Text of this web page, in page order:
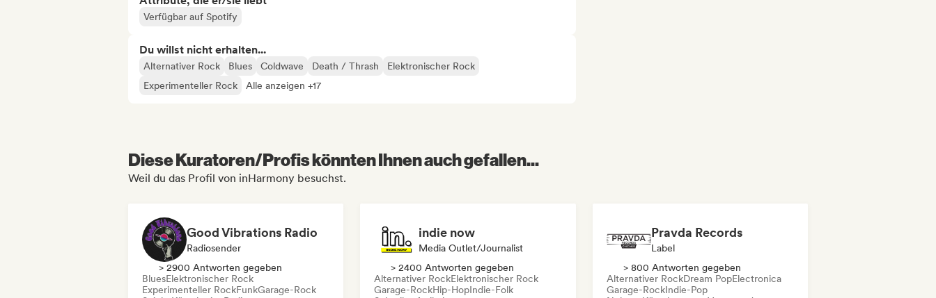
Verfügbar auf Spotify
Du willst nicht erhalten...
Alternativer Rock Blues Coldwave Death / Thrash
Elektronischer Rock
Experimenteller Rock
Alle anzeigen +17
Diese Kuratoren/Profis könnten Ihnen auch gefallen...
Weil du das Profil von inHarmony besuchst.
Good Vibrations Radio
Radiosender
> 2900 Antworten gegeben
BluesElektronischer Rock
Experimenteller RockFunkGarage-Rock
indie now
Media Outlet/Journalist
> 2400 Antworten gegeben
Alternativer RockElektronischer Rock
Garage-RockHip-HopIndie-Folk
Pravda Records
Label
> 800 Antworten gegeben
Alternativer RockDream PopElectronica
Garage-RockIndie-Pop